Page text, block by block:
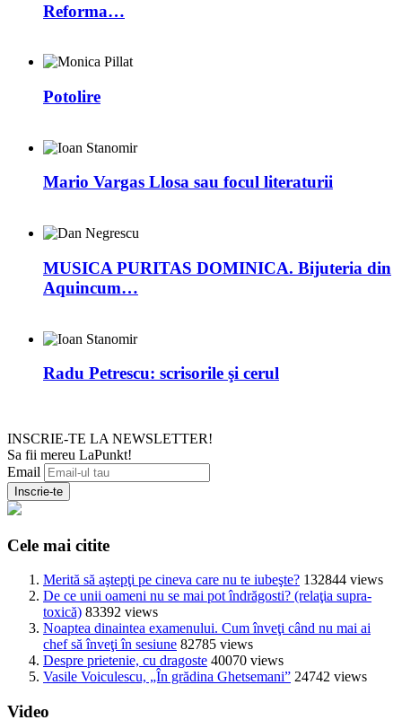
Reforma…
Potolire
Mario Vargas Llosa sau focul literaturii
MUSICA PURITAS DOMINICA. Bijuteria din
Aquincum…
Radu Petrescu: scrisorile şi cerul
INSCRIE-TE LA NEWSLETTER!
Sa fii mereu LaPunkt!
Email
Cele mai citite
Merită să aştepţi pe cineva care nu te iubeşte? 132844 views
De ce unii oameni nu se mai pot îndrăgosti? (relaţia supra-
toxică) 83392 views
Noaptea dinaintea examenului. Cum înveţi când nu mai ai
chef să înveţi în sesiune 82785 views
Despre prietenie, cu dragoste 40070 views
Vasile Voiculescu, „În grădina Ghetsemani” 24742 views
Video